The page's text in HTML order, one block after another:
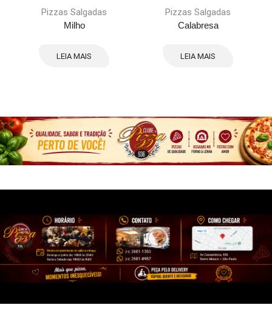
Pizzas Salgadas
Milho
LEIA MAIS
Pizzas Salgadas
Calabresa
LEIA MAIS